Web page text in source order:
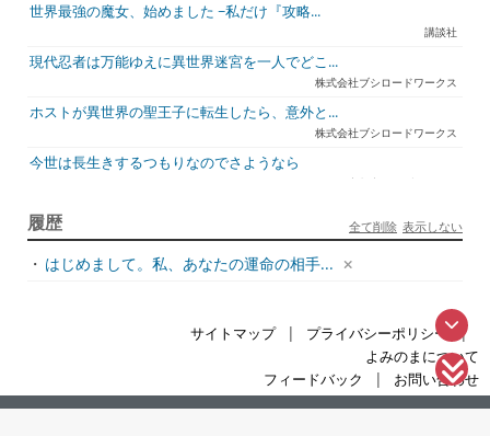
世界最強の魔女、始めました ~私だけ『攻略...
講談社
現代忍者は万能ゆえに異世界迷宮を一人でどこ...
株式会社ブシロードワークス
ホストが異世界の聖王子に転生したら、意外と...
株式会社ブシロードワークス
今世は長生きするつもりなのでさようなら
宇都宮ケーブルテレビ
ジュリとエレナの森の相談所 ~付与の力であ...
一二三書房
天才悪女は嘘を見破る2
ホビージャパン
TOブックス
悪役令嬢、ブラコンにジョブチェンジします9
履歴 表示しない
全て削除
・ はじめまして。私、あなたの運命の相手...
サイトマップ | プライバシーポリシー |
よみのまについて
フィードバック
|
お問い合わせ